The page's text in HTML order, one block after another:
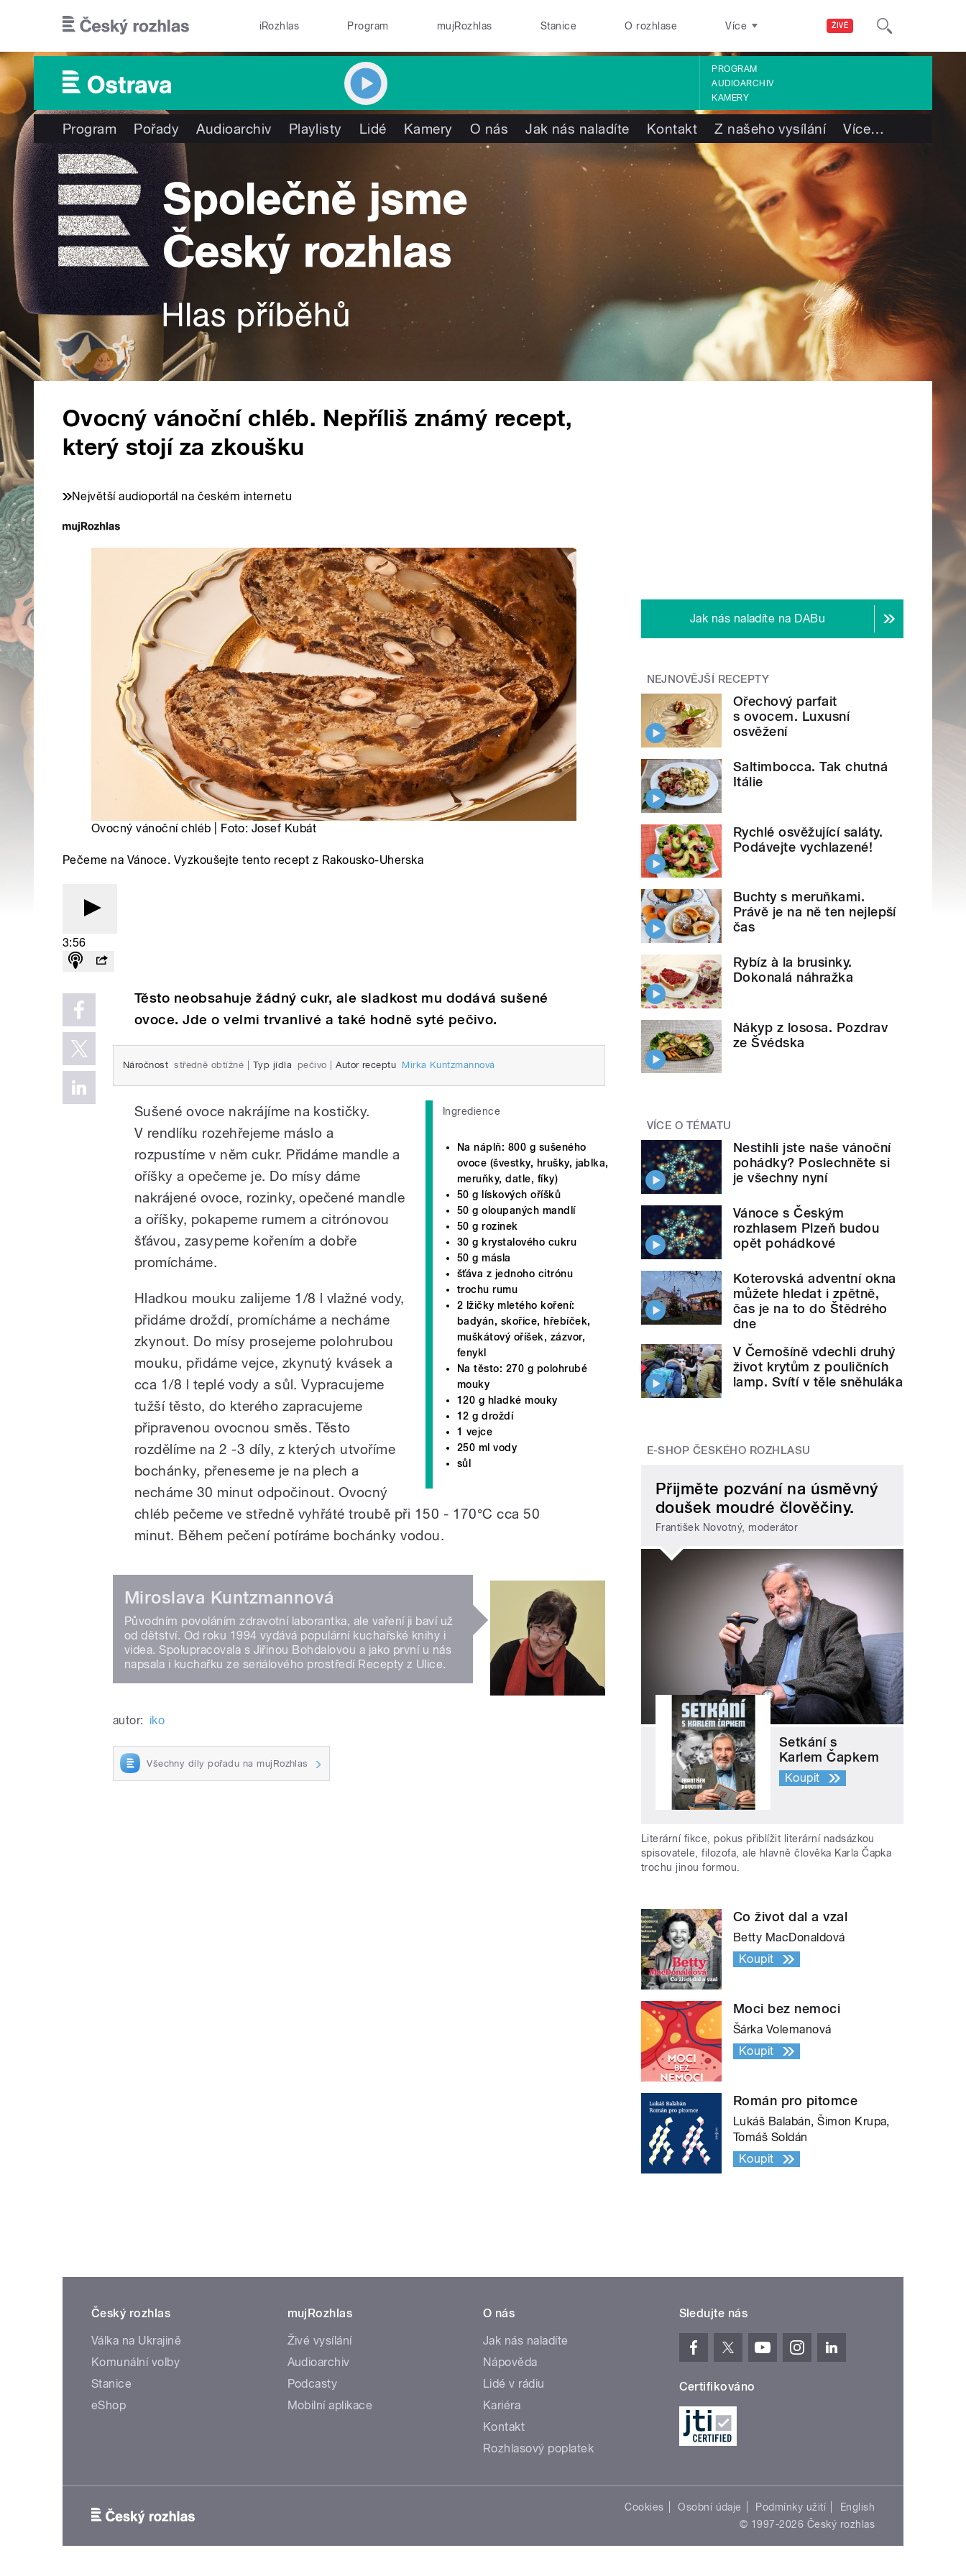
ŽIVĚ
iRozhlas Program mujRozhlas Stanice O rozhlase Více
PROGRAM
AUDIOARCHIV
KAMERY
Program Pořady Audioarchiv Playlisty Lidé Kamery O nás Jak nás naladíte Kontakt Z našeho vysílání Více…
Ovocný vánoční chléb. Nepříliš známý recept,
který stojí za zkoušku
Největší audioportál na českém internetu
Ovocný vánoční chléb | Foto: Josef Kubát
Pečeme na Vánoce. Vyzkoušejte tento recept z Rakousko-Uherska
3:56
Těsto neobsahuje žádný cukr, ale sladkost mu dodává sušené
ovoce. Jde o velmi trvanlivé a také hodně syté pečivo.
Náročnost středně obtížné Typ jídla pečivo Autor receptu Mirka Kuntzmannová
Ingredience
Na náplň: 800 g sušeného
ovoce (švestky, hrušky, jablka,
meruňky, datle, fíky)
50 g lískových oříšků
50 g oloupaných mandlí
50 g rozinek
30 g krystalového cukru
50 g másla
šťáva z jednoho citrónu
trochu rumu
2 lžičky mletého koření:
badyán, skořice, hřebíček,
muškátový oříšek, zázvor,
fenykl
Na těsto: 270 g polohrubé
mouky
120 g hladké mouky
12 g droždí
1 vejce
250 ml vody
sůl
Sušené ovoce nakrájíme na kostičky.
V rendlíku rozehřejeme máslo a
rozpustíme v něm cukr. Přidáme mandle a
oříšky a opečeme je. Do mísy dáme
nakrájené ovoce, rozinky, opečené mandle
a oříšky, pokapeme rumem a citrónovou
šťávou, zasypeme kořením a dobře
promícháme.
Hladkou mouku zalijeme 1/8 l vlažné vody,
přidáme droždí, promícháme a necháme
zkynout. Do mísy prosejeme polohrubou
mouku, přidáme vejce, zkynutý kvásek a
cca 1/8 l teplé vody a sůl. Vypracujeme
tužší těsto, do kterého zapracujeme
připravenou ovocnou směs. Těsto
rozdělíme na 2 -3 díly, z kterých utvoříme
bochánky, přeneseme je na plech a
necháme 30 minut odpočinout. Ovocný
chléb pečeme ve středně vyhřáté troubě při 150 - 170°C cca 50
minut. Během pečení potíráme bochánky vodou.
Miroslava Kuntzmannová
Původním povoláním zdravotní laborantka, ale vaření ji baví už
od dětství. Od roku 1994 vydává populární kuchařské knihy i
videa. Spolupracovala s Jiřinou Bohdalovou a jako první u nás
napsala i kuchařku ze seriálového prostředí Recepty z Ulice.
autor: iko
Všechny díly pořadu na mujRozhlas
Jak nás naladíte na DABu
NEJNOVĚJŠÍ RECEPTY
Ořechový parfait
s ovocem. Luxusní
osvěžení
Saltimbocca. Tak chutná
Itálie
Rychlé osvěžující saláty.
Podávejte vychlazené!
Buchty s meruňkami.
Právě je na ně ten nejlepší
čas
Rybíz à la brusinky.
Dokonalá náhražka
Nákyp z lososa. Pozdrav
ze Švédska
VÍCE O TÉMATU
Nestihli jste naše vánoční
pohádky? Poslechněte si
je všechny nyní
Vánoce s Českým
rozhlasem Plzeň budou
opět pohádkové
Koterovská adventní okna
můžete hledat i zpětně,
čas je na to do Štědrého
dne
V Černošíně vdechli druhý
život krytům z pouličních
lamp. Svítí v těle sněhuláka
E-SHOP ČESKÉHO ROZHLASU
Přijměte pozvání na úsměvný
doušek moudré člověčiny.
František Novotný, moderátor
Setkání s
Karlem Čapkem
Koupit
Literární fikce, pokus přiblížit literární nadsázkou
spisovatele, filozofa, ale hlavně člověka Karla Čapka
trochu jinou formou.
Co život dal a vzal
Betty MacDonaldová
Koupit
Moci bez nemoci
Šárka Volemanová
Koupit
Román pro pitomce
Lukáš Balabán, Šimon Krupa,
Tomáš Soldán
Koupit
Český rozhlas
Válka na Ukrajině
Komunální volby
Stanice
eShop
mujRozhlas
Živé vysílání
Audioarchiv
Podcasty
Mobilní aplikace
O nás
Jak nás naladíte
Nápověda
Lidé v rádiu
Kariéra
Kontakt
Rozhlasový poplatek
Sledujte nás
Certifikováno
Cookies Osobní údaje Podmínky užití
English
© 1997-2026 Český rozhlas